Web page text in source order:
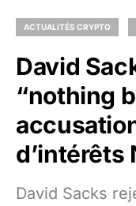
ACTUALITÉS CRYPTO
David
“nothing
d’intérêts
David Sacks